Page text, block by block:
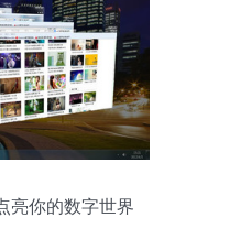
亮你的数字世界